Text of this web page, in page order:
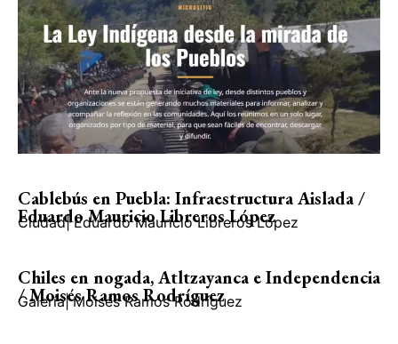
Cablebús en Puebla: Infraestructura Aislada /
Eduardo Mauricio Libreros López
Ciudad| Eduardo Mauricio Libreros López
Chiles en nogada, Atltzayanca e Independencia
/ Moisés Ramos Rodríguez
Galería| Moisés Ramos Rodríguez